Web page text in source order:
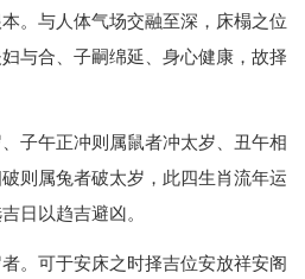
。与人体气场交融至深，床榻之位
与合、子嗣绵延、身心健康，故择
子午正冲则属鼠者冲太岁、丑午相
则属兔者破太岁，此四生肖流年运
日以趋吉避凶。
。可于安床之时择吉位安放祥安阁